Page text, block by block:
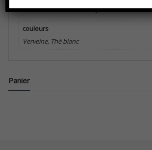
Informations complémentaires
couleurs
Verveine, Thé blanc
Panier